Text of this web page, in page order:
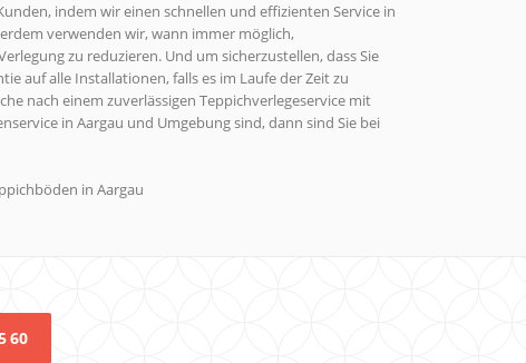
indem wir einen schnellen und effizienten Service in
verwenden wir, wann immer möglich,
zu reduzieren. Und um sicherzustellen, dass Sie
auf alle Installationen, falls es im Laufe der Zeit zu
nach einem zuverlässigen Teppichverlegeservice mit
in Aargau und Umgebung sind, dann sind Sie bei
in Aargau
60